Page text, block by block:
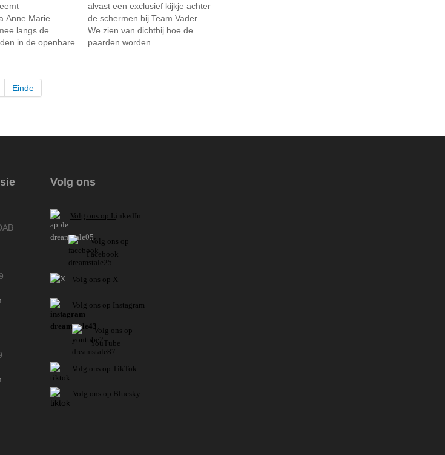
Anne Marie
langs de
in de openbare
alvast een exclusief kijkje achter
de schermen bij Team Vader.
We zien van dichtbij hoe de
paarden worden...
Einde
Volg ons
Volg ons op L inkedIn
Volg ons op
Facebook
Volg ons op X
Volg ons op Instagram
Volg ons op
YouTube
Volg ons op TikTok
Volg ons op Bluesky